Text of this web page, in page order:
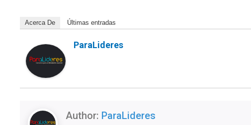
Acerca De Últimas entradas
ParaLideres
Author: ParaLideres